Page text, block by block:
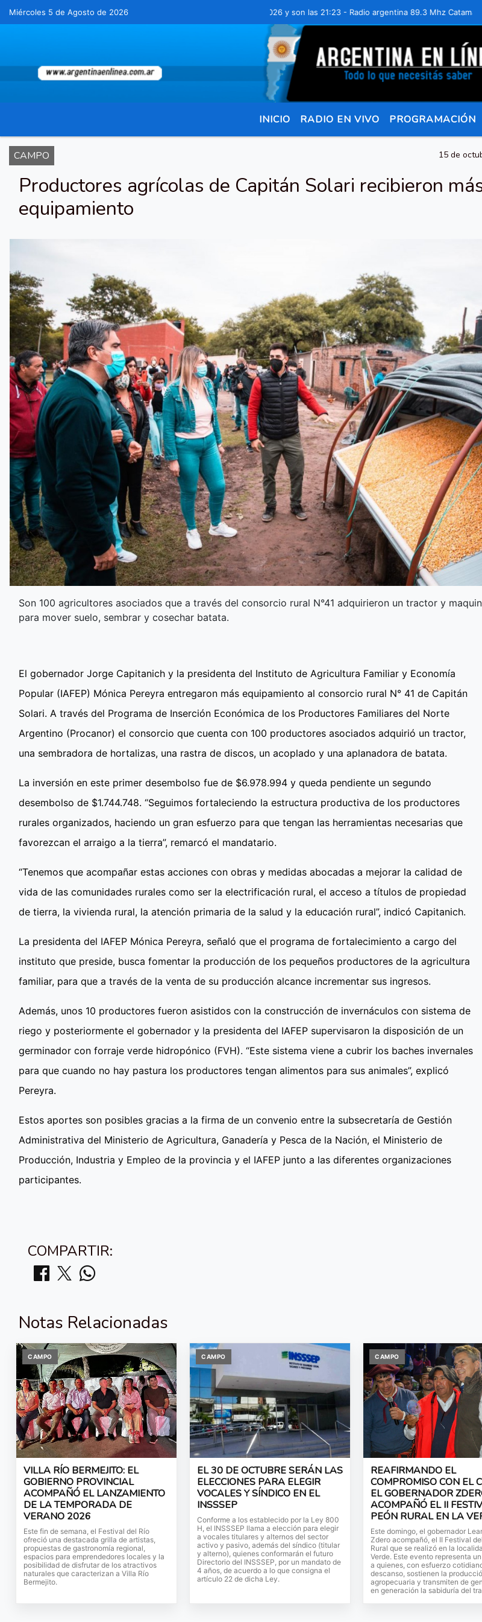
Miércoles 5 de Agosto de 2026Hoy es Miércoles 5 de Agosto de 2026 y son las 21:23 - Radio argentina 89.3 Mhz Catamarca
INICIO RADIO EN VIVO PROGRAMACIÓN
CAMPO 15 de
Productores agrícolas de Capitán Solari recibieron
equipamiento
Son 100 agricultores asociados que a través del consorcio rural N°41 adquirieron un tractor y
para mover suelo, sembrar y cosechar batata.
El gobernador Jorge Capitanich y la presidenta del Instituto de Agricultura Familiar y Economía
Popular (IAFEP) Mónica Pereyra entregaron más equipamiento al consorcio rural N° 41 de Capitán
Solari. A través del Programa de Inserción Económica de los Productores Familiares del Norte
Argentino (Procanor) el consorcio que cuenta con 100 productores asociados adquirió un tractor,
una sembradora de hortalizas, una rastra de discos, un acoplado y una aplanadora de batata.
La inversión en este primer desembolso fue de $6.978.994 y queda pendiente un segundo
desembolso de $1.744.748. “Seguimos fortaleciendo la estructura productiva de los productores
rurales organizados, haciendo un gran esfuerzo para que tengan las herramientas necesarias que
favorezcan el arraigo a la tierra”, remarcó el mandatario.
“Tenemos que acompañar estas acciones con obras y medidas abocadas a mejorar la calidad de
vida de las comunidades rurales como ser la electrificación rural, el acceso a títulos de propiedad
de tierra, la vivienda rural, la atención primaria de la salud y la educación rural”, indicó Capitanich.
La presidenta del IAFEP Mónica Pereyra, señaló que el programa de fortalecimiento a cargo del
instituto que preside, busca fomentar la producción de los pequeños productores de la agricultura
familiar, para que a través de la venta de su producción alcance incrementar sus ingresos.
Además, unos 10 productores fueron asistidos con la construcción de invernáculos con sistema de
riego y posteriormente el gobernador y la presidenta del IAFEP supervisaron la disposición de un
germinador con forraje verde hidropónico (FVH). “Este sistema viene a cubrir los baches invernales
para que cuando no hay pastura los productores tengan alimentos para sus animales”, explicó
Pereyra.
Estos aportes son posibles gracias a la firma de un convenio entre la subsecretaría de Gestión
Administrativa del Ministerio de Agricultura, Ganadería y Pesca de la Nación, el Ministerio de
Producción, Industria y Empleo de la provincia y el IAFEP junto a las diferentes organizaciones
participantes.
COMPARTIR:
Notas Relacionadas
CAMPO
VILLA RÍO BERMEJITO: EL
GOBIERNO PROVINCIAL
ACOMPAÑÓ EL LANZAMIENTO
DE LA TEMPORADA DE
VERANO 2026
Este fin de semana, el Festival del Río
ofreció una destacada grilla de artistas,
propuestas de gastronomía regional,
espacios para emprendedores locales y la
posibilidad de disfrutar de los atractivos
naturales que caracterizan a Villa Río
Bermejito.
CAMPO
EL 30 DE OCTUBRE SERÁN LAS
ELECCIONES PARA ELEGIR
VOCALES Y SÍNDICO EN EL
INSSSEP
Conforme a los establecido por la Ley 800
H, el INSSSEP llama a elección para elegir
a vocales titulares y alternos del sector
activo y pasivo, además del síndico (titular
y alterno), quienes conformarán el futuro
Directorio del INSSSEP, por un mandato de
4 años, de acuerdo a lo que consigna el
artículo 22 de dicha Ley.
CAMPO
REAFIRMANDO EL
COMPROMISO CON EL
EL GOBERNADOR
ACOMPAÑÓ EL II
PEÓN RURAL EN LA
Este domingo, el gobernador
Zdero acompañó, el II Festival
Rural que se realizó en la
Verde. Este evento representa
a quienes, con esfuerzo
descanso, sostienen la
agropecuaria y transmiten de
en generación la sabiduría del